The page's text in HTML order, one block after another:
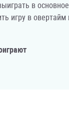
в
игру в